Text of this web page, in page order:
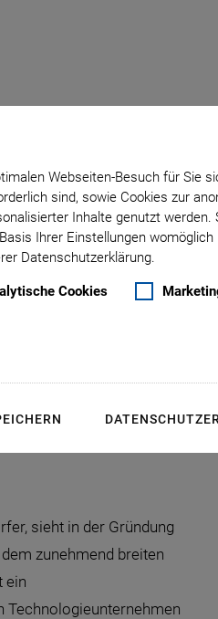
Webseiten-Besuch für Sie
sind, sowie Cookies zur
Inhalte genutzt
Ihrer Einstellungen
Datenschutzerklärung.
Cookies
2022 - Unternehmen - Physik Instrumente
PI
ist
PI Switzerland
und Anwendern gut
für hochpräzise
sieht in der Gründung
zunehmend breiten
ein
Technologieunternehmen